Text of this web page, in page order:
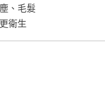
、毛髮
衛生